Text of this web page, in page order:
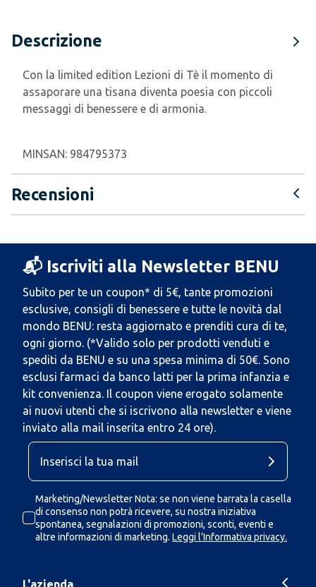
Descrizione
Con la limited edition Lezioni di Tè il momento di
assaporare una tisana diventa poesia con piccoli
messaggi di benessere e di armonia.
MINSAN: 984795373
Recensioni
📬 Iscriviti alla Newsletter BENU
Subito per te un coupon* di 5€, tante promozioni
esclusive, consigli di benessere e tutte le novità dal
mondo BENU: resta aggiornato e prenditi cura di te,
ogni giorno. (*Valido solo per prodotti venduti e
spediti da BENU e su una spesa minima di 50€. Sono
esclusi farmaci da banco latti per la prima infanzia e
kit convenienza. Il coupon viene erogato solamente
ai nuovi utenti che si iscrivono alla newsletter e viene
inviato alla mail inserita entro 24 ore).
Marketing/Newsletter Nota: se non viene barrata la casella
di consenso non potrà ricevere, su nostra iniziativa
spontanea, segnalazioni di promozioni, sconti, eventi e
altre informazioni di marketing. Leggi l'Informativa privacy.
L'azienda